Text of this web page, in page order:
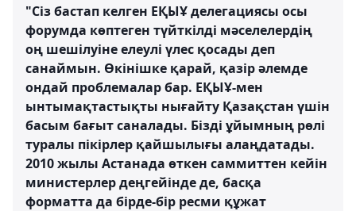
"Сіз бастап келген ЕҚЫҰ делегациясы осы
форумда көптеген түйткілді мәселелердің
оң шешілуіне елеулі үлес қосады деп
санаймын. Өкінішке қарай, қазір әлемде
ондай проблемалар бар. ЕҚЫҰ-мен
ынтымақтастықты нығайту Қазақстан үшін
басым бағыт саналады. Бізді ұйымның рөлі
туралы пікірлер қайшылығы алаңдатады.
2010 жылы Астанада өткен саммиттен кейін
министерлер деңгейінде де, басқа
форматта да бірде-бір ресми құжат